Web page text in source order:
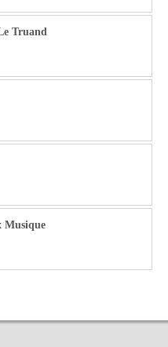
Truand
Musique